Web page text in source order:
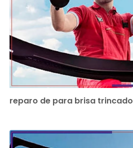
reparo de para brisa trincado